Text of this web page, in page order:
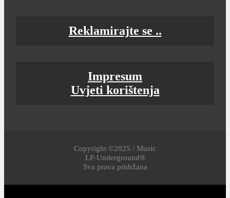
Reklamirajte se ..
Impresum
Uvjeti korištenja
Copyright ©2025 / Music
LP-Underground®
Sva prava pridržana